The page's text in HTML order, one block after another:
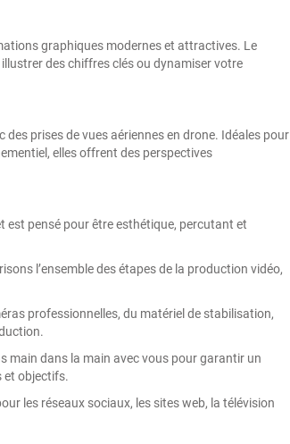
graphiques modernes et attractives. Le
des chiffres clés ou dynamiser votre
prises de vues aériennes en drone. Idéales pour
elles offrent des perspectives
est pensé pour être esthétique, percutant et
l’ensemble des étapes de la production vidéo,
professionnelles, du matériel de stabilisation,
main dans la main avec vous pour garantir un
et objectifs.
les réseaux sociaux, les sites web, la télévision